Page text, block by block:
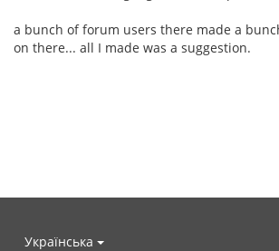
a bunch of forum users there made a
on there... all I made was a suggestion.
Українська